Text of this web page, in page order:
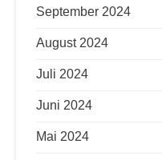
September 2024
August 2024
Juli 2024
Juni 2024
Mai 2024